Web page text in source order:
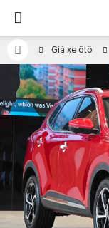
Giá xe ôtô